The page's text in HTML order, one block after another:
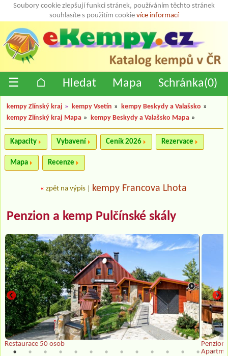
Soubory cookie zlepšují funkci stránek, používáním těchto stránek
souhlasíte s použitím cookie více informací
☰ ⌂ Hledat Mapa Schránka(0)
kempy Zlínský kraj » kempy Vsetín » kempy Beskydy a Valašsko »
kempy Zlínský kraj Mapa » kempy Beskydy a Valašsko Mapa »
Kapacity Vybavení Ceník 2026 Rezervace
Mapa Recenze
« zpět na výpis kempy Francova Lhota
Penzion a kemp Pulčínské skály
Restaurace 50 osob